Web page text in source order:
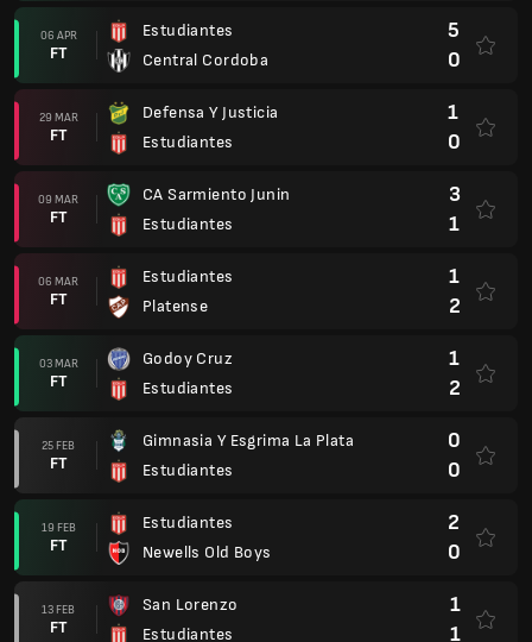
06 APR
FT
Estudiantes
Central Cordoba
5
0
29 MAR
FT
Defensa Y Justicia
Estudiantes
1
0
09 MAR
FT
CA Sarmiento Junin
Estudiantes
3
1
06 MAR
FT
Estudiantes
Platense
1
2
03 MAR
FT
Godoy Cruz
Estudiantes
1
2
25 FEB
FT
Gimnasia Y Esgrima La Plata
Estudiantes
0
0
19 FEB
FT
Estudiantes
Newells Old Boys
2
0
13 FEB
FT
San Lorenzo
Estudiantes
1
1